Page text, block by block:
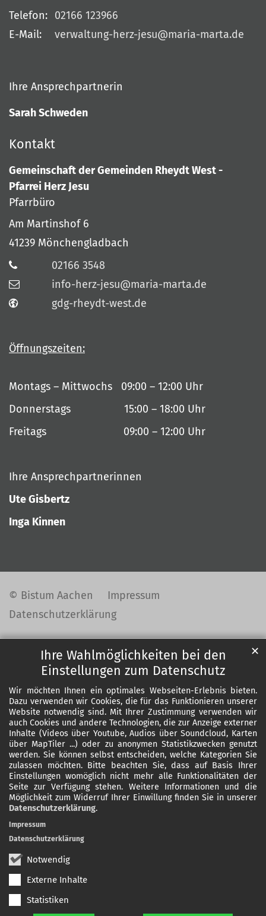
Ihre Wahlmöglichkeiten bei den
Einstellungen zum Datenschutz
Wir möchten Ihnen ein optimales Webseiten-Erlebnis bieten.
Dazu verwenden wir Cookies, die für das Funktionieren unserer
Website notwendig sind. Mit Ihrer Zustimmung verwenden wir
auch Cookies und andere Technologien, die zur Anzeige externer
Inhalte (Videos über Youtube, Audios über Soundcloud, Karten
über MapTiler ...) oder zu anonymen Statistikzwecken genutzt
werden. Sie können selbst entscheiden, welche Kategorien Sie
zulassen möchten. Bitte beachten Sie, dass auf Basis Ihrer
Einstellungen womöglich nicht mehr alle Funktionalitäten der
Seite zur Verfügung stehen. Weitere Informationen und die
Möglichkeit zum Widerruf Ihrer Einwillung finden Sie in unserer
Datenschutzerklärung.
Notwendig
Externe Inhalte
Statistiken
✕
Impressum
Datenschutzerklärung
Telefon: 02166 123966
E-Mail:
verwaltung-herz-jesu@maria-marta.de
Ihre Ansprechpartnerin
Sarah Schweden
Kontakt
Gemeinschaft der Gemeinden Rheydt West -
Pfarrei Herz Jesu
Pfarrbüro
Am Martinshof 6
41239 Mönchengladbach
02166 3548
info-herz-jesu@maria-marta.de
gdg-rheydt-west.de
Öffnungszeiten:
Montags – Mittwochs 09:00 – 12:00 Uhr
Donnerstags 15:00 – 18:00 Uhr
Freitags 09:00 – 12:00 Uhr
Ihre Ansprechpartnerinnen
Ute Gisbertz
Inga Kinnen
© Bistum Aachen
Impressum
Datenschutzerklärung